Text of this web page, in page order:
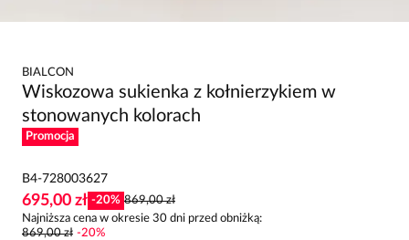
BIALCON
Wiskozowa sukienka z kołnierzykiem w
stonowanych kolorach
Promocja
B4-728003627
695,00 zł -20% 869,00 zł
Najniższa cena w okresie 30 dni przed obniżką:
869,00 zł -20%